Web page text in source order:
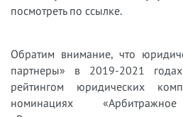
посмотреть по ссылке.
Обратим внимание, что
партнеры» в 2019-2021
рейтингом юридических
номинациях «Арбитражное